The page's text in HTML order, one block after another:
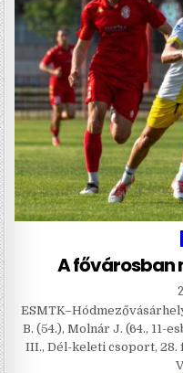
A fővárosban
B. (54.), Molnár J. (64., 11-
III., Dél-keleti csoport, 28.